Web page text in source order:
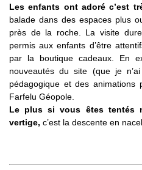
Les enfants ont adoré c’est
balade dans des espaces plus
près de la roche. La visite
permis aux enfants d’être
par la boutique cadeaux. En
nouveautés du site (que je
pédagogique et des animations
Farfelu Géopole.
Le plus si vous êtes tentés
vertige, c’est la descente en